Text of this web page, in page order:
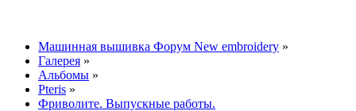
Машинная вышивка Форум New embroidery »
Галерея »
Альбомы »
Pteris »
Фриволите. Выпускные работы.